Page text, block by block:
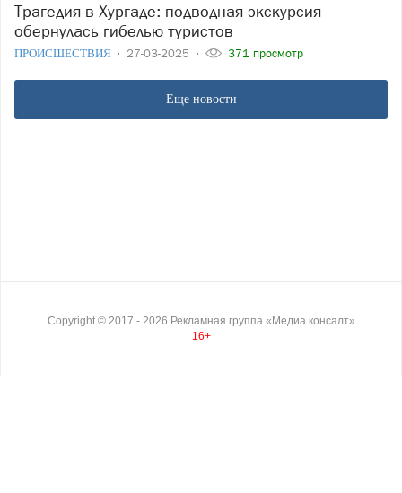
Трагедия в Хургаде: подводная экскурсия
обернулась гибелью туристов
ПРОИСШЕСТВИЯ 27-03-2025 371 просмотр
Еще новости
Copyright © 2017 - 2026 Рекламная группа «Медиа консалт»
16+